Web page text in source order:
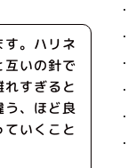
。ハリネ
互いの針で
すぎると
、ほど良
いくこと